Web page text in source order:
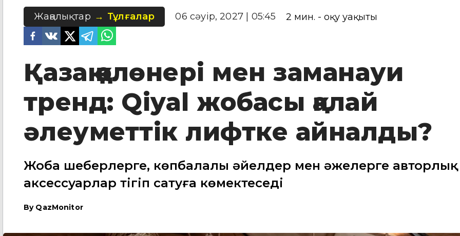
Жаңалықтар Тұлғалар 06 сәуір, 2027 | 05:45 2 мин. - оқу уақыты
Қазақ қолөнері мен заманауи
тренд: Qiyal жобасы қалай
әлеуметтік лифтке айналды?
Жоба шеберлерге, көпбалалы әйелдер мен әжелерге авторлық
аксессуарлар тігіп сатуға көмектеседі
By QazMonitor